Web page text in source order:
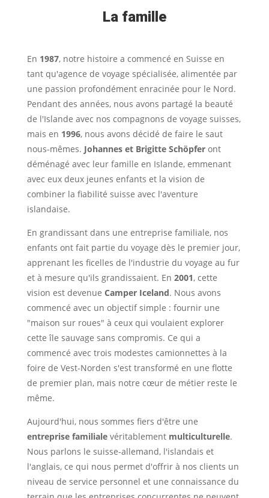
La famille
En 1987, notre histoire a commencé en Suisse en
tant qu'agence de voyage spécialisée, alimentée par
une passion profondément enracinée pour le Nord.
Pendant des années, nous avons partagé la beauté
de l'Islande avec nos compagnons de voyage suisses,
mais en 1996, nous avons décidé de faire le saut
nous-mêmes. Johannes et Brigitte Schöpferont
déménagé avec leur famille en Islande, emmenant
avec eux deux jeunes enfants et la vision de
combiner la fiabilité suisse avec l'aventure
islandaise.
En grandissant dans une entreprise familiale, nos
enfants ont fait partie du voyage dès le premier jour,
apprenant les ficelles de l'industrie du voyage au fur
et à mesure qu'ils grandissaient. En 2001, cette
vision est devenue Camper Iceland. Nous avons
commencé avec un objectif simple : fournir une
"maison sur roues" à ceux qui voulaient explorer
cette île sauvage sans compromis. Ce qui a
commencé avec trois modestes camionnettes à la
foire de Vest-Norden s'est transformé en une flotte
de premier plan, mais notre cœur de métier reste le
même.
Aujourd'hui, nous sommes fiers d'être une
entreprise familialevéritablement multiculturelle.
Nous parlons le suisse-allemand, l'islandais et
l'anglais, ce qui nous permet d'offrir à nos clients un
niveau de service personnel et une connaissance du